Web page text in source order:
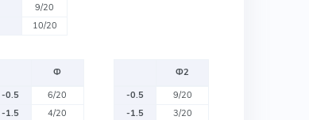
9/20
10/20
Ф
-0.5
6/20
-1.5
4/20
Ф2
-0.5
9/20
-1.5
3/20